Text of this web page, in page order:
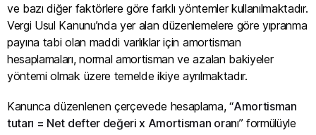
ve bazı diğer faktörlere göre farklı yöntemler kullanılmaktadır.
Vergi Usul Kanunu’nda yer alan düzenlemelere göre yıpranma
payına tabi olan maddi varlıklar için amortisman
hesaplamaları, normal amortisman ve azalan bakiyeler
yöntemi olmak üzere temelde ikiye ayrılmaktadır.
Kanunca düzenlenen çerçevede hesaplama, “Amortisman
tutarı = Net defter değeri x Amortisman oranı” formülüyle